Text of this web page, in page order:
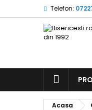
Telefon:
ACASA
Acasa